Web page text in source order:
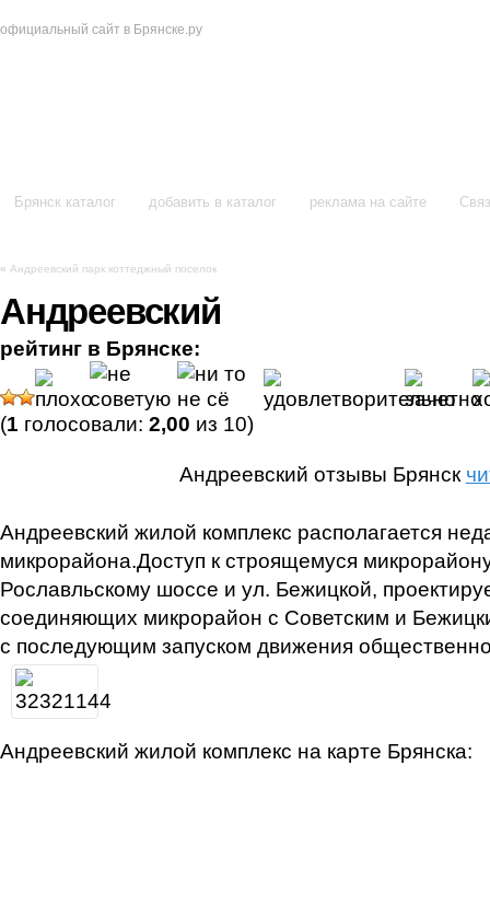
официальный сайт в Брянске.ру
Брянск каталог добавить в каталог реклама на сайте
« Андреевский парк коттеджный поселок
Андреевский
рейтинг в Брянске:
(1 голосовали: 2,00 из 10)
Андреевский отзывы Брянск
Андреевский жилой комплекс располагается
микрорайона.Доступ к строящемуся
Рославльскому шоссе и ул. Бежицкой,
соединяющих микрорайон с Советским и
с последующим запуском движения
Андреевский жилой комплекс на карте Брянска: